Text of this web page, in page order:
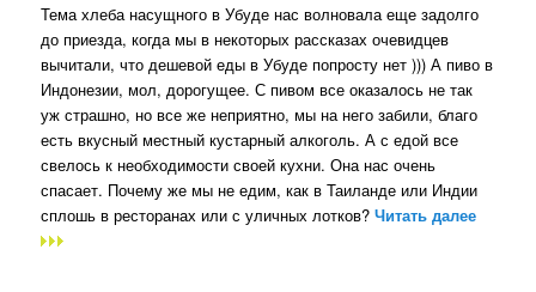
Тема хлеба насущного в Убуде нас волновала еще задолго
до приезда, когда мы в некоторых рассказах очевидцев
вычитали, что дешевой еды в Убуде попросту нет ))) А пиво в
Индонезии, мол, дорогущее. С пивом все оказалось не так
уж страшно, но все же неприятно, мы на него забили, благо
есть вкусный местный кустарный алкоголь. А с едой все
свелось к необходимости своей кухни. Она нас очень
спасает. Почему же мы не едим, как в Таиланде или Индии
сплошь в ресторанах или с уличных лотков?Читать далее